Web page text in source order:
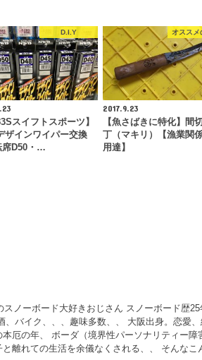
D.I.Y
スイフトスポーツ】
ザインワイパー交換
席D50・…
オススメ
2017.9.23
【魚さばきに特化】間
丁（マキリ）【漁業関
用達】
スノーボード大好きおじさん スノーボード歴
、バイク、、、趣味多数、、 大阪出身。恋愛
本厄の年、 ボーダ（境界性パーソナリティー
離れての生活を余儀なくされる、、 そんな